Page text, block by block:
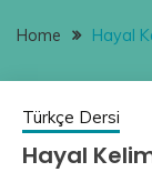
Home Hayal
Türkçe Dersi
Hayal